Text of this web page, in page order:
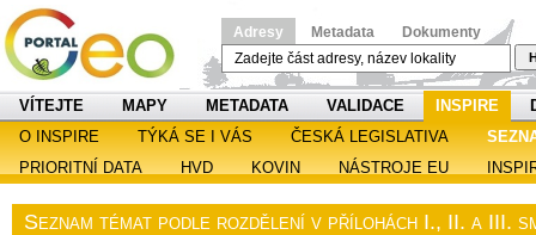
Adresy Metadata Dokumenty
VÍTEJTE MAPY METADATA VALIDACE INSPIRE
O INSPIRE
TÝKÁ SE I VÁS ČESKÁ LEGISLATIVA
PRIORITNÍ DATA
HVD KOVIN NÁSTROJE EU
Seznam témat podle rozdělení v přílohách I., II. a III.